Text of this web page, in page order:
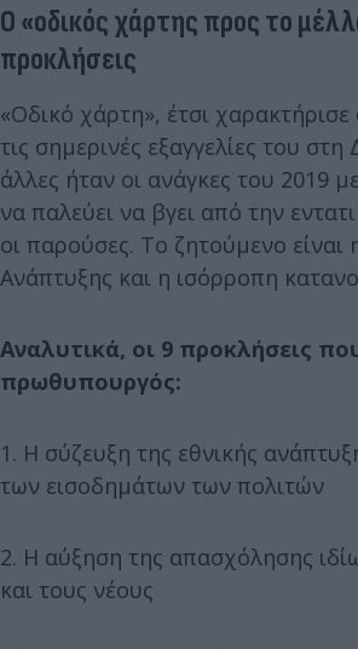
Ο «οδικός χάρτης προς το
προκλήσεις
«Οδικό χάρτη», έτσι
τις σημερινές εξαγγελίες του
άλλες ήταν οι ανάγκες του 2019
να παλεύει να βγει από την
οι παρούσες. Το ζητούμενο είναι
Ανάπτυξης και η ισόρροπη
Αναλυτικά, οι 9 προκλήσεις
πρωθυπουργός:
1. Η σύζευξη της εθνικής
των εισοδημάτων των πολιτών
2. Η αύξηση της απασχόλησης
και τους νέους